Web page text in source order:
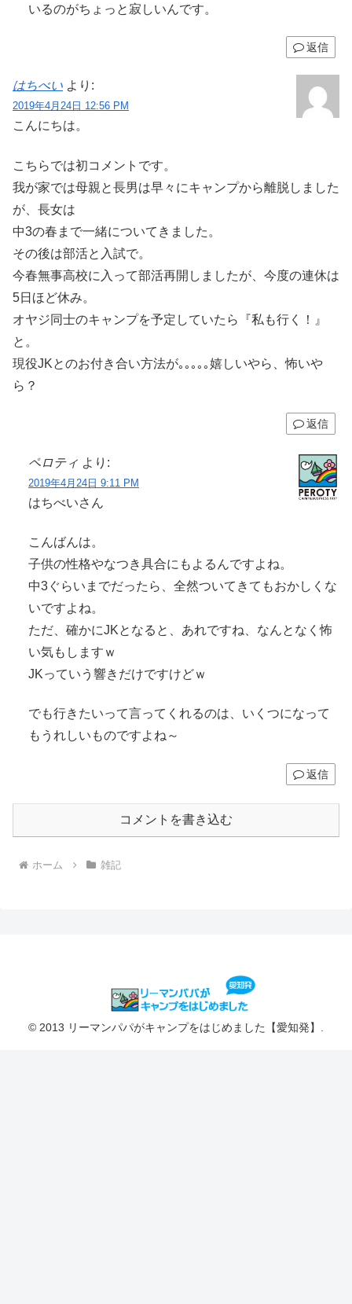
いるのがちょっと寂しいんです。
返信
はちべい より:
2019年4月24日 12:56 PM
こんにちは。
こちらでは初コメントです。
我が家では母親と長男は早々にキャンプから離脱しました
が、長女は
中3の春まで一緒についてきました。
その後は部活と入試で。
今春無事高校に入って部活再開しましたが、今度の連休は
5日ほど休み。
オヤジ同士のキャンプを予定していたら『私も行く！』
と。
現役JKとのお付き合い方法が｡｡｡｡｡嬉しいやら、怖いや
ら？
返信
ペロティ より:
2019年4月24日 9:11 PM
はちべいさん
こんばんは。
子供の性格やなつき具合にもよるんですよね。
中3ぐらいまでだったら、全然ついてきてもおかしくな
いですよね。
ただ、確かにJKとなると、あれですね、なんとなく怖
い気もしますｗ
JKっていう響きだけですけどｗ
でも行きたいって言ってくれるのは、いくつになって
もうれしいものですよね～
返信
コメントを書き込む
ホーム 雑記
© 2013 リーマンパパがキャンプをはじめました【愛知発】.